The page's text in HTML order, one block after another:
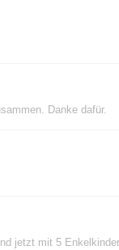
Danke dafür.
jetzt mit 5